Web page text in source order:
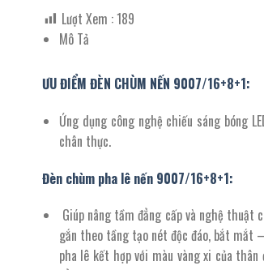
Lượt Xem :189
Mô Tả
ƯU ĐIỂM ĐÈN CHÙM NẾN 9007/16+8+1:
Ứng dụng công nghệ chiếu sáng bóng
chân thực.
Đèn chùm pha lê nến 9007/16+8+1:
Giúp nâng tầm đẳng cấp và nghệ
gắn theo tầng tạo nét độc đáo, bắt mắt
pha lê kết hợp với màu vàng xi của